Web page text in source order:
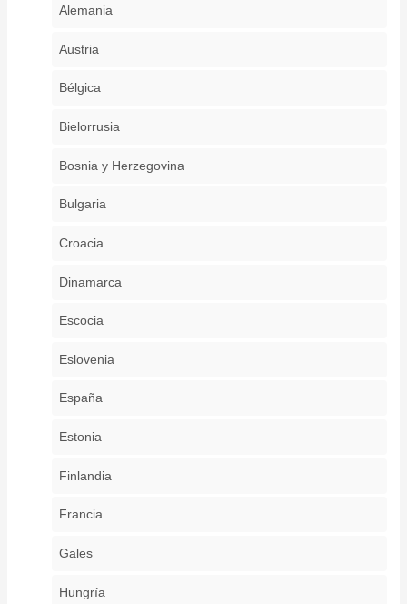
Alemania
Austria
Bélgica
Bielorrusia
Bosnia y Herzegovina
Bulgaria
Croacia
Dinamarca
Escocia
Eslovenia
España
Estonia
Finlandia
Francia
Gales
Hungría